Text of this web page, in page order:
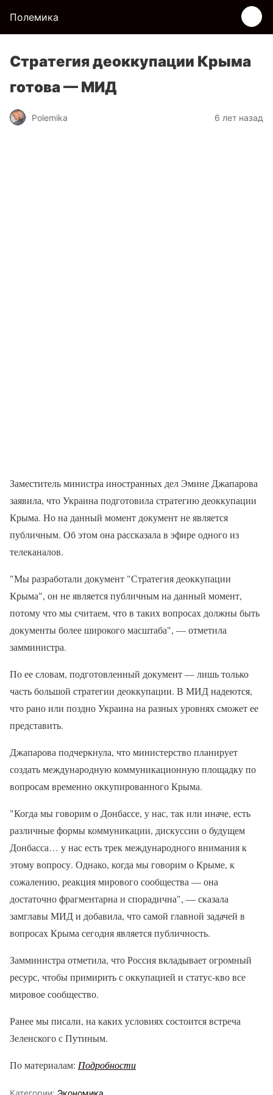
Полемика
Стратегия деоккупации Крыма
готова — МИД
Polemika 6 лет назад
Заместитель министра иностранных дел Эмине Джапарова
заявила, что Украина подготовила стратегию деоккупации
Крыма. Но на данный момент документ не является
публичным. Об этом она рассказала в эфире одного из
телеканалов.
"Мы разработали документ "Стратегия деоккупации
Крыма", он не является публичным на данный момент,
потому что мы считаем, что в таких вопросах должны быть
документы более широкого масштаба", — отметила
замминистра.
По ее словам, подготовленный документ — лишь только
часть большой стратегии деоккупации. В МИД надеются,
что рано или поздно Украина на разных уровнях сможет ее
представить.
Джапарова подчеркнула, что министерство планирует
создать международную коммуникационную площадку по
вопросам временно оккупированного Крыма.
"Когда мы говорим о Донбассе, у нас, так или иначе, есть
различные формы коммуникации, дискуссии о будущем
Донбасса… у нас есть трек международного внимания к
этому вопросу. Однако, когда мы говорим о Крыме, к
сожалению, реакция мирового сообщества — она
достаточно фрагментарна и спорадична", — сказала
замглавы МИД и добавила, что самой главной задачей в
вопросах Крыма сегодня является публичность.
Замминистра отметила, что Россия вкладывает огромный
ресурс, чтобы примирить с оккупацией и статус-кво все
мировое сообщество.
Ранее мы писали, на каких условиях состоится встреча
Зеленского с Путиным.
По материалам: Подробности